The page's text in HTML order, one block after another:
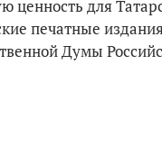
для
печатные
Думы